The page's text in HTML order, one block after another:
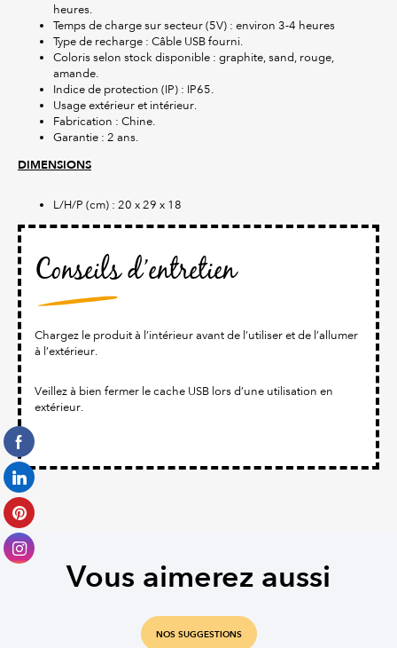
heures.
Temps de charge sur secteur (5V) : environ 3-4 heures
Type de recharge : Câble USB fourni.
Coloris selon stock disponible : graphite, sand, rouge,
amande.
Indice de protection (IP) : IP65.
Usage extérieur et intérieur.
Fabrication : Chine.
Garantie : 2 ans.
DIMENSIONS
L/H/P (cm) : 20 x 29 x 18
Conseils d’entretien
Chargez le produit à l’intérieur avant de l’utiliser et de l’allumer
à l’extérieur.
Veillez à bien fermer le cache USB lors d’une utilisation en
extérieur.
Vous aimerez aussi
NOS SUGGESTIONS